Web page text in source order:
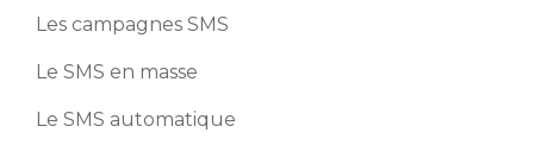
Les campagnes SMS
Le SMS en masse
Le SMS automatique